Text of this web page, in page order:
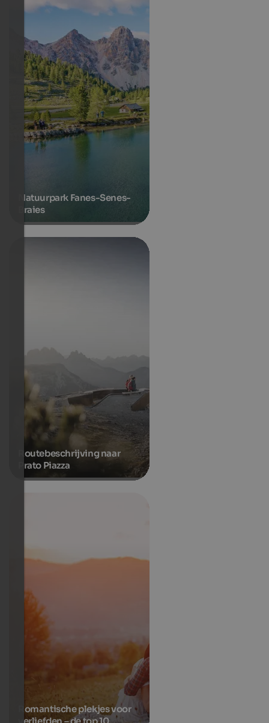
Natuurpark Fanes-Senes-
Braies
Routebeschrijving naar
Prato Piazza
Romantische plekjes voor